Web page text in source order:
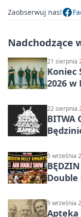
Zaobserwuj nas!
Nadchodzące
21 sierpnia
Koniec
2026 w
22 sierpnia
BITWA
5 września
Double
5 września
Apteka